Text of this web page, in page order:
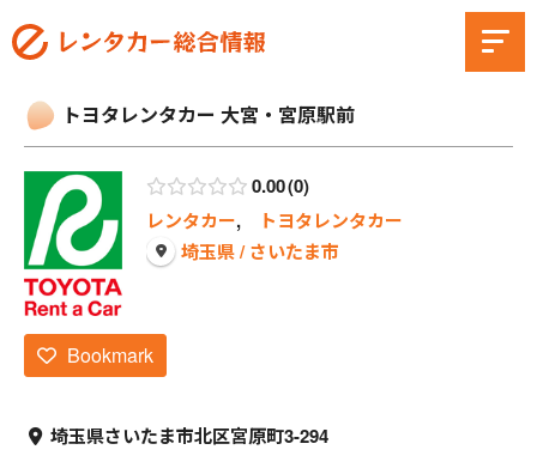
トヨタレンタカー 大宮・宮原駅前
0.00 0
レンタカー,
トヨタレンタカー
埼玉県 / さいたま市
Bookmark
埼玉県さいたま市北区宮原町3-294